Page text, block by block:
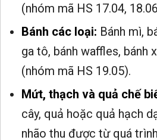
(nhóm mã HS 17.04,
Bánh các loại: Bánh mì,
ga tô, bánh waffles, bánh
(nhóm mã HS 19.05).
Mứt, thạch và quả chế
cây, quả hoặc quả hạch
nhão thu được từ quá